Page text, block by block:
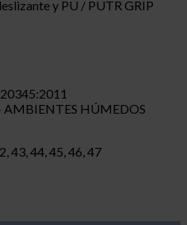
y PU / PUTR GRIP
AMBIENTES HÚMEDOS
43, 44, 45, 46, 47